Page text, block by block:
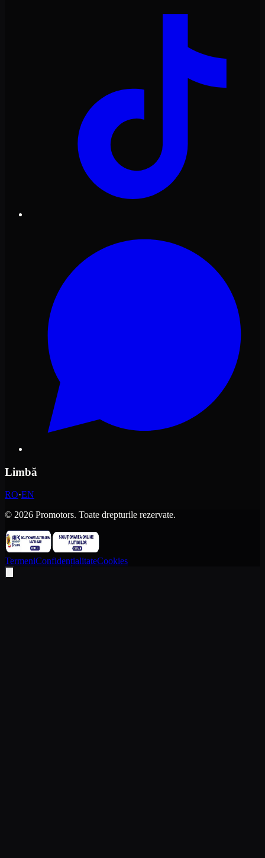
Limbă
RO·EN
© 2026 Promotors. Toate drepturile rezervate.
TermeniConfidențialitateCookies